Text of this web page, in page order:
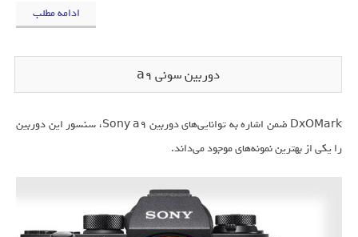
ادامه مطلب
دوربین سونی a9
DxOMark ضمن اشاره به توانایی‌های دوربین Sony a9، سنسور این دوربین
را یکی از بهترین نمونه‌های موجود می‌داند.